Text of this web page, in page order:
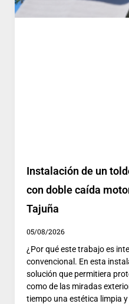
Instalación de un
con doble caída
Tajuña
05/08/2026
¿Por qué este trabajo es
convencional. En esta
solución que permitiera
como de las miradas
tiempo una estética limpia